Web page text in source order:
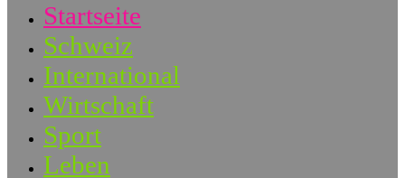
Startseite
Schweiz
International
Wirtschaft
Sport
Leben